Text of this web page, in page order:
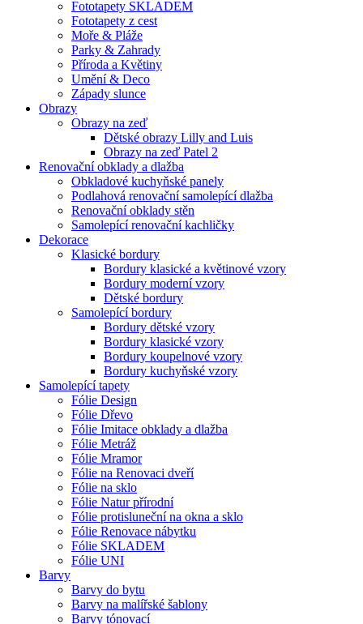
Fototapety SKLADEM
Fototapety z cest
Moře & Pláže
Parky & Zahrady
Příroda a Květiny
Umění & Deco
Západy slunce
Obrazy
Obrazy na zeď
Dětské obrazy Lilly and Luis
Obrazy na zeď Patel 2
Renovační obklady a dlažba
Obkladové kuchyňské panely
Podlahová renovační samolepící dlažba
Renovační obklady stěn
Samolepící renovační kachličky
Dekorace
Klasické bordury
Bordury klasické a květinové vzory
Bordury moderní vzory
Dětské bordury
Samolepící bordury
Bordury dětské vzory
Bordury klasické vzory
Bordury koupelnové vzory
Bordury kuchyňské vzory
Samolepící tapety
Fólie Design
Fólie Dřevo
Fólie Imitace obklady a dlažba
Fólie Metráž
Fólie Mramor
Fólie na Renovaci dveří
Fólie na sklo
Fólie Natur přírodní
Fólie protisluneční na okna a sklo
Fólie Renovace nábytku
Fólie SKLADEM
Fólie UNI
Barvy
Barvy do bytu
Barvy na malířské šablony
Barvy tónovací